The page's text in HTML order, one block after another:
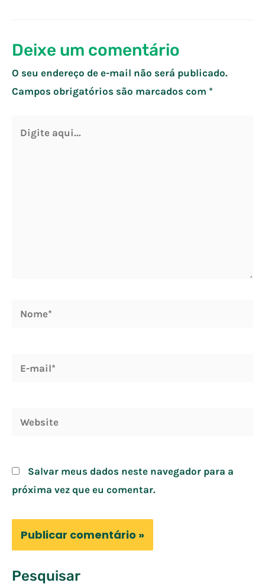
Deixe um comentário
O seu endereço de e-mail não será publicado.
Campos obrigatórios são marcados com *
aqui...
Nome*
Website
Salvar meus dados neste navegador para a
próxima vez que eu comentar.
Pesquisar